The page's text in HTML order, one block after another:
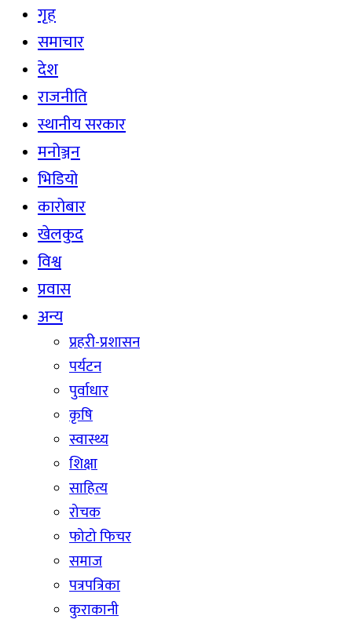
गृह
समाचार
देश
राजनीति
स्थानीय सरकार
मनोञ्जन
भिडियो
कारोबार
खेलकुद
विश्व
प्रवास
अन्य
प्रहरी-प्रशासन
पर्यटन
पुर्वाधार
कृषि
स्वास्थ्य
शिक्षा
साहित्य
रोचक
फोटो फिचर
समाज
पत्रपत्रिका
कुराकानी